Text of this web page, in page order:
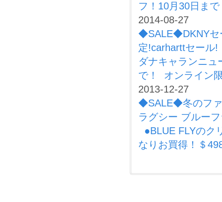
フ！10月30日ま
2014-08-27
◆SALE◆DKNYセ
定!carharttセール!
ダナキャランニュ
で！ オンライン
2013-12-27
◆SALE◆冬のファ
ラグシー ブルー
●BLUE FLYのク
なりお買得！＄